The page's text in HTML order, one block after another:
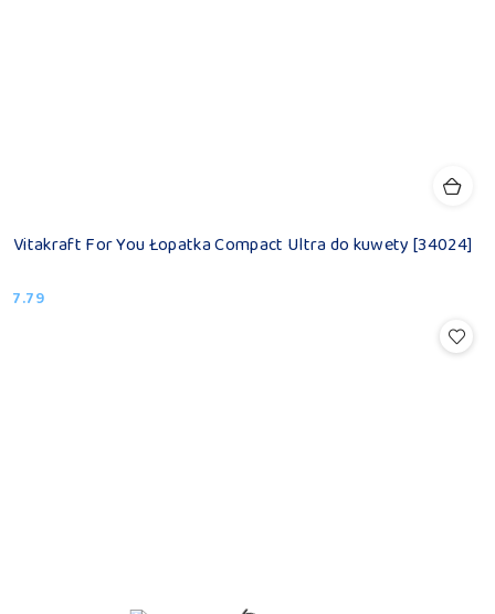
Vitakraft For You Łopatka Compact Ultra do kuwety [34024]
Cena:
7.79